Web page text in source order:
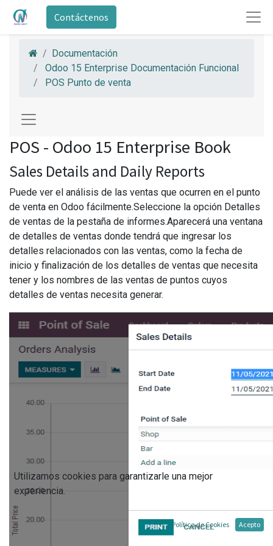
Contáctenos
Documentación
Odoo 15 Enterprise Documentación Funcional
POS Punto de venta
POS - Odoo 15 Enterprise Book
Sales Details and Daily Reports
Puede ver el análisis de las ventas que ocurren en el punto
de venta en Odoo fácilmente.Seleccione la opción Detalles
de ventas de la pestaña de informes.Aparecerá una ventana
de detalles de ventas donde tendrá que ingresar los
detalles relacionados con las ventas, como la fecha de
inicio y finalización de los detalles de ventas que necesita
tener y los nombres de las ventas de puntos cuyos
detalles de ventas necesita generar.
Utilizamos cookies para garantizarle una mejor
experiencia.
Política de Cookies Acepto